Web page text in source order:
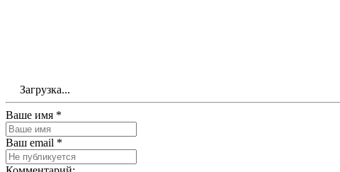
Загрузка...
Ваше имя *
Ваш email *